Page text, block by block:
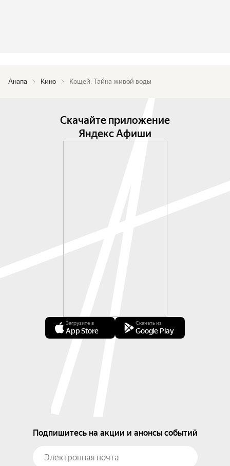
Анапа Кино Кощей. Тайна живой воды
Скачайте приложение
Яндекс Афиши
Загрузите в
App Store
Скачать из
Google Play
Подпишитесь на акции и анонсы событий